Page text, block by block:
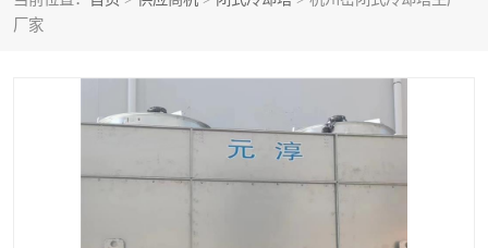
厂家